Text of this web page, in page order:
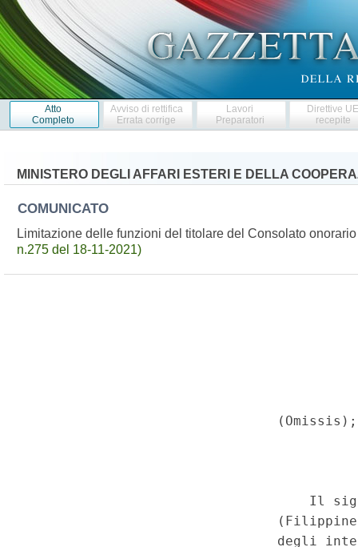
Atto
Completo
Avviso di rettifica
Errata corrige
Lavori
Preparatori
Direttive
recepite
MINISTERO DEGLI AFFARI ESTERI E DELLA
COMUNICATO
Limitazione delle funzioni del titolare del Consolato
n.275 del 18-11-2021)